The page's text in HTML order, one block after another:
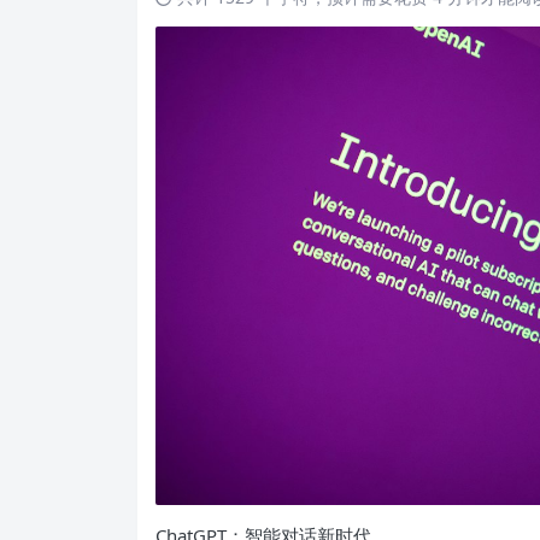
ChatGPT：智能对话新时代